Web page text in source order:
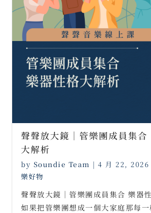
聲聲放大鏡｜管樂團成員集合
大解析
by Soundie Team | 4 月 22, 2026
樂好物
聲聲放大鏡｜管樂團成員集合 樂器
如果把管樂團想成一個大家庭那每